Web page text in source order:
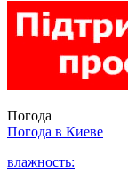
Погода
Погода в Киеве
влажность: